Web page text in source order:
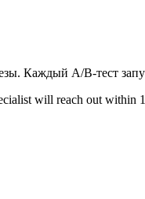
Каждый A/B-тест
will reach out within